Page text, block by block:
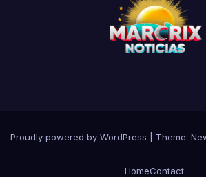
Proudly powered by WordPress Theme:
HomeContact